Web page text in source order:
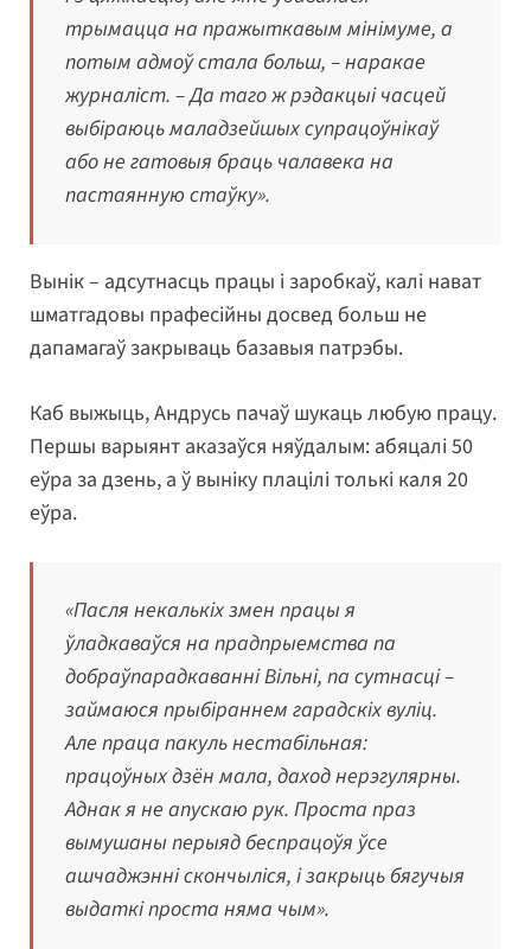
трымацца на пражыткавым мінімуме, а
потым адмоў стала больш, – наракае
журналіст. – Да таго ж рэдакцыі часцей
выбіраюць маладзейшых супрацоўнікаў
або не гатовыя браць чалавека на
пастаянную стаўку».
Вынік – адсутнасць працы і заробкаў, калі нават
шматгадовы прафесійны досвед больш не
дапамагаў закрываць базавыя патрэбы.
Каб выжыць, Андрусь пачаў шукаць любую працу.
Першы варыянт аказаўся няўдалым: абяцалі 50
еўра за дзень, а ў выніку плацілі толькі каля 20
еўра.
«Пасля некалькіх змен працы я
ўладкаваўся на прадпрыемства па
добраўпарадкаванні Вільні, па сутнасці –
займаюся прыбіраннем гарадскіх вуліц.
Але праца пакуль нестабільная:
працоўных дзён мала, даход нерэгулярны.
Аднак я не апускаю рук. Проста праз
вымушаны перыяд беспрацоўя ўсе
ашчаджэнні скончыліся, і закрыць бягучыя
выдаткі проста няма чым».